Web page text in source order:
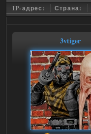
IP-адрес: Страна:
3vtiger